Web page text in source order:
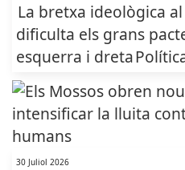
La bretxa ideològica
dificulta els grans
esquerra i dreta
30 Juliol 2026